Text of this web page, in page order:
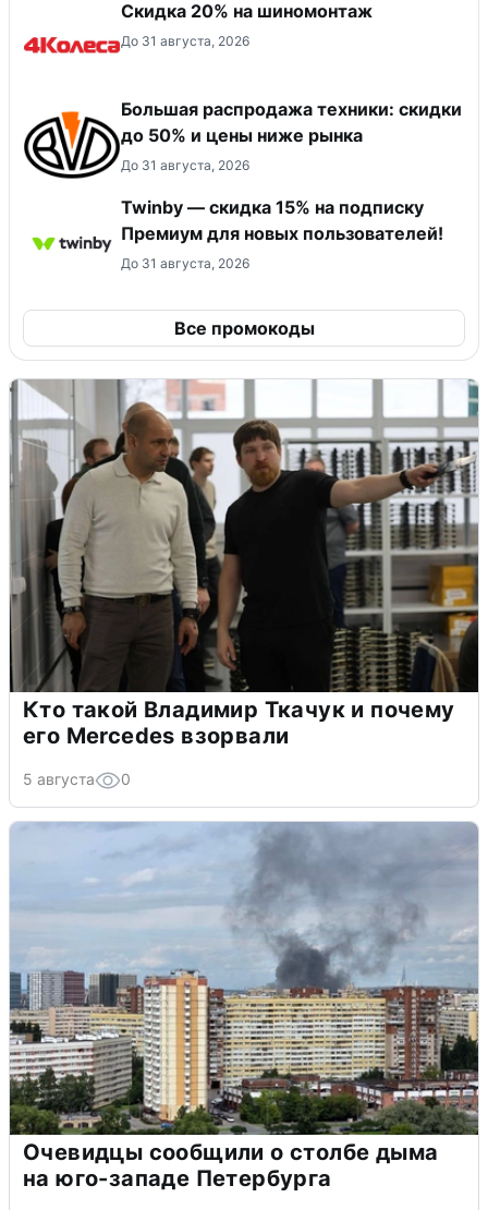
Скидка 20% на шиномонтаж
До 31 августа, 2026
Большая распродажа техники: скидки
до 50% и цены ниже рынка
До 31 августа, 2026
Twinby — скидка 15% на подписку
Премиум для новых пользователей!
До 31 августа, 2026
Все промокоды
Кто такой Владимир Ткачук и почему
его Mercedes взорвали
5 августа 0
Очевидцы сообщили о столбе дыма
на юго-западе Петербурга